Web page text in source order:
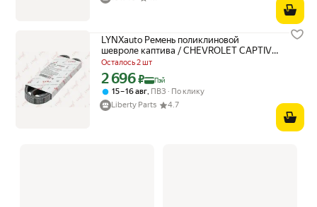
LYNXauto Ремень поликлиновой
шевроле каптива / CHEVROLET CAPTIVA
2006-2018, опель антара а / OPEL
ANTARA A 2006-2015 6PK2220
Осталось 2 шт
Цена с картой Яндекс Пэй 2696 ₽ вместо
2 696₽ Пэй
15 – 16 авг, ПВЗ
По клику
Liberty Parts
4.7